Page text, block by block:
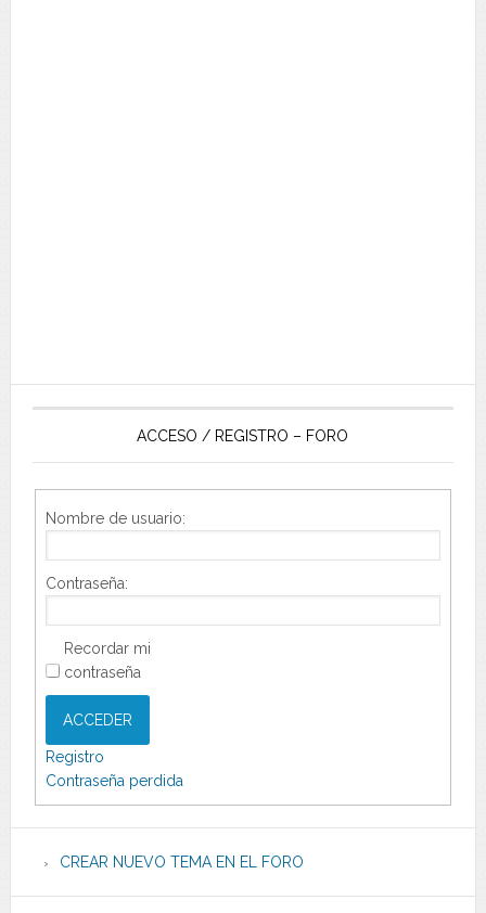
ACCESO / REGISTRO – FORO
Nombre de usuario:
Contraseña:
Recordar mi
contraseña
ACCEDER
Registro
Contraseña perdida
CREAR NUEVO TEMA EN EL FORO